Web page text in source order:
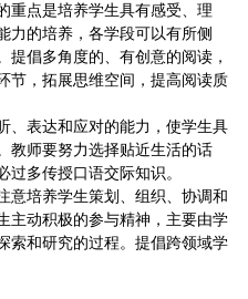
重点是培养学生具有感受、理
力的培养，各学段可以有所侧
倡多角度的、有创意的阅读，
节，拓展思维空间，提高阅读质
表达和应对的能力，使学生具
教师要努力选择贴近生活的话
多传授口语交际知识。
培养学生策划、组织、协调和
主动积极的参与精神，主要由学
索和研究的过程。提倡跨领域学